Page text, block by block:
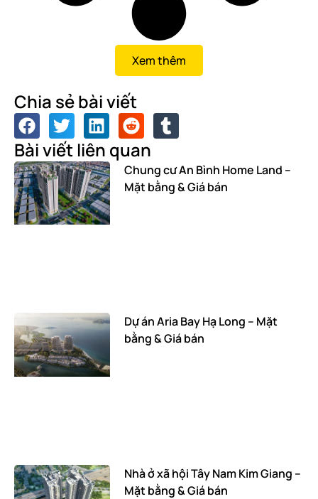
Xem thêm
Chia sẻ bài viết
Bài viết liên quan
Chung cư An Bình Home Land –
Mặt bằng & Giá bán
Dự án Aria Bay Hạ Long – Mặt
bằng & Giá bán
Nhà ở xã hội Tây Nam Kim Giang –
Mặt bằng & Giá bán